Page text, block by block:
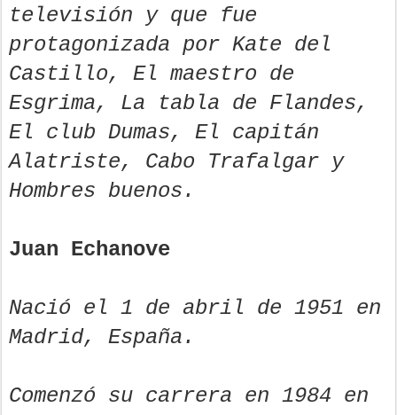
televisión y que fue
protagonizada por Kate del
Castillo, El maestro de
Esgrima, La tabla de Flandes,
El club Dumas, El capitán
Alatriste, Cabo Trafalgar y
Hombres buenos.
Juan Echanove
Nació el 1 de abril de 1951 en
Madrid, España.
Comenzó su carrera en 1984 en